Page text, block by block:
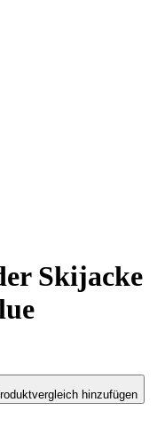
Skijacke
hinzufügen